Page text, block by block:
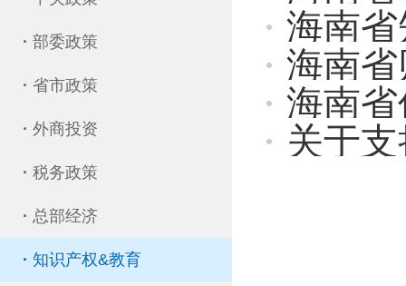
· 部委政策
· 省市政策
· 外商投资
· 税务政策
· 总部经济
· 知识产权&教育
海南
海南省财政厅
海南
关于